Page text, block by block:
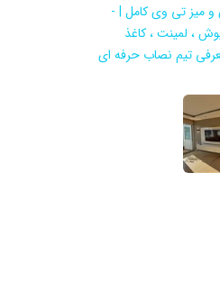
میز تی وی کامل | -
، لمینت ، کاغذ
تیم نصاب حرفه ای